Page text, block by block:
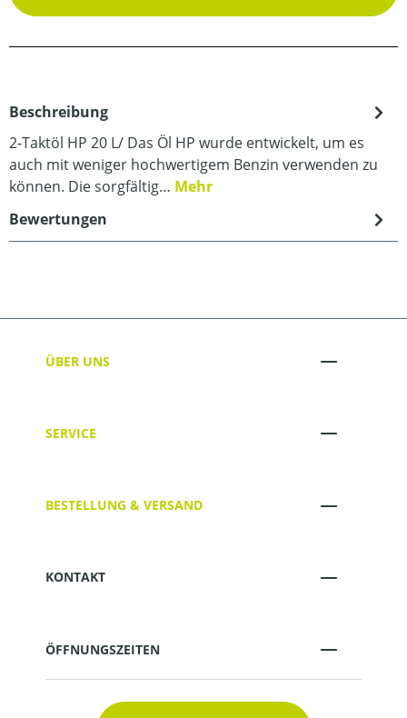
Beschreibung
2-Taktöl HP 20 L/ Das Öl HP wurde entwickelt, um es
auch mit weniger hochwertigem Benzin verwenden zu
können. Die sorgfältig… Mehr
Bewertungen
ÜBER UNS
SERVICE
BESTELLUNG & VERSAND
KONTAKT
ÖFFNUNGSZEITEN